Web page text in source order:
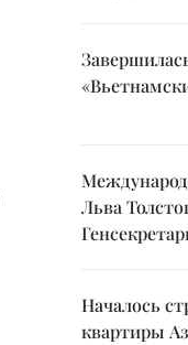
Льва
Началось
квартиры